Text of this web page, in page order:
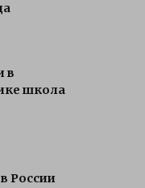
в
школа
России